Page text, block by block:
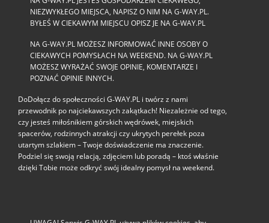
NIEZWYKŁEGO MIEJSCA, NAPISZ O NIM NA G-WAY.PL.
BYŁEŚ W CIEKAWYM MIEJSCU OPISZ JE NA G-WAY.PL
NA G-WAY.PL MOŻESZ INFORMOWAĆ INNE OSOBY O
CIEKAWYCH POMYSŁACH NA WEEKEND. NA G-WAY.PL
MOŻESZ WYRAŻAĆ SWOJE OPINIE, KOMENTARZE I
POZNAĆ OPINIE INNYCH.
DoDołącz do społeczności G‑WAY.PL i twórz z nami
przewodnik po najciekawszych zakątkach! Niezależnie od tego,
czy jesteś miłośnikiem górskich wędrówek, miejskich
spacerów, rodzinnych atrakcji czy ukrytych perełek poza
utartym szlakiem – Twoje doświadczenie ma znaczenie.
Podziel się swoją relacją, zdjęciem lub poradą – ktoś właśnie
dzięki Tobie może odkryć swój idealny pomysł na weekend.